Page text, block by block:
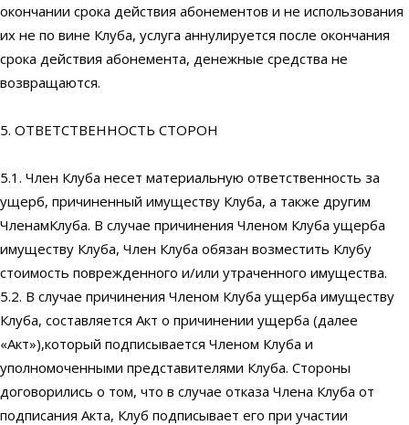
окончании срока действия абонементов и не использования
их не по вине Клуба, услуга аннулируется после окончания
срока действия абонемента, денежные средства не
возвращаются.
5. ОТВЕТСТВЕННОСТЬ СТОРОН
5.1. Член Клуба несет материальную ответственность за
ущерб, причиненный имуществу Клуба, а также другим
ЧленамКлуба. В случае причинения Членом Клуба ущерба
имуществу Клуба, Член Клуба обязан возместить Клубу
стоимость поврежденного и/или утраченного имущества.
5.2. В случае причинения Членом Клуба ущерба имуществу
Клуба, составляется Акт о причинении ущерба (далее
«Акт»),который подписывается Членом Клуба и
уполномоченными представителями Клуба. Стороны
договорились о том, что в случае отказа Члена Клуба от
подписания Акта, Клуб подписывает его при участии